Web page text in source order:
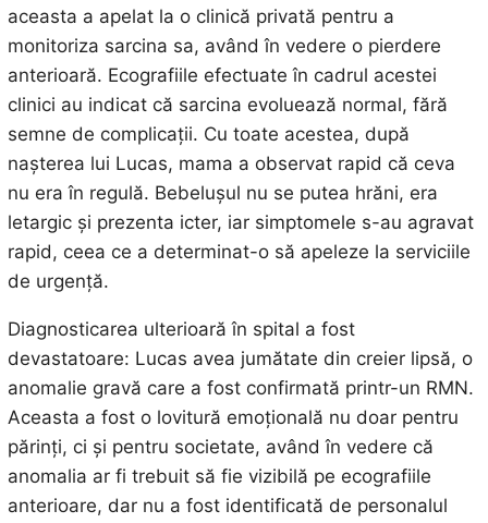
aceasta a apelat la o clinică privată pentru a
monitoriza sarcina sa, având în vedere o pierdere
anterioară. Ecografiile efectuate în cadrul acestei
clinici au indicat că sarcina evoluează normal, fără
semne de complicații. Cu toate acestea, după
nașterea lui Lucas, mama a observat rapid că ceva
nu era în regulă. Bebelușul nu se putea hrăni, era
letargic și prezenta icter, iar simptomele s-au agravat
rapid, ceea ce a determinat-o să apeleze la serviciile
de urgență.
Diagnosticarea ulterioară în spital a fost
devastatoare: Lucas avea jumătate din creier lipsă, o
anomalie gravă care a fost confirmată printr-un RMN.
Aceasta a fost o lovitură emoțională nu doar pentru
părinți, ci și pentru societate, având în vedere că
anomalia ar fi trebuit să fie vizibilă pe ecografiile
anterioare, dar nu a fost identificată de personalul